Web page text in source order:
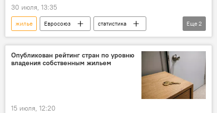
30 июля, 13:35
жилье Евросоюз
статистика
цены
Eurostat
Еще 2
Опубликован рейтинг стран по уровню
владения собственным жильем
15 июля, 12:20